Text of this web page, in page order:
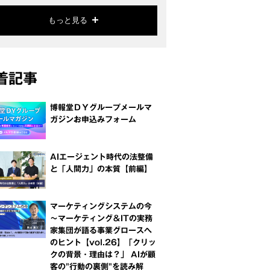
もっと見る
記事
博報堂ＤＹグループメールマ
ガジンお申込みフォーム
AIエージェント時代の法整備
と「人間力」の本質【前編】
マーケティングシステムの今
～マーケティング＆ITの実務
家集団が語る事業グロースへ
のヒント【vol.26】「クリッ
クの背景・理由は？」 AIが顧
客の"行動の裏側"を読み解